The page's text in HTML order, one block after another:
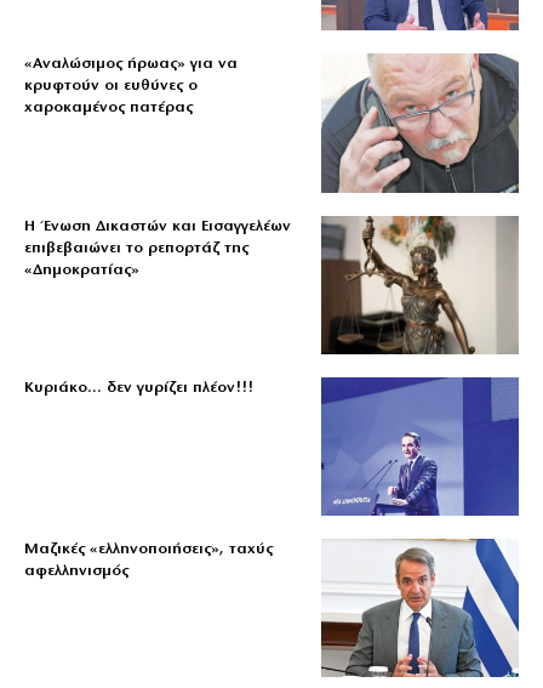
«Aναλώσιμος ήρωας» για να
κρυφτούν οι ευθύνες ο
χαροκαμένος πατέρας
Η Ένωση Δικαστών και Εισαγγελέων
επιβεβαιώνει το ρεπορτάζ της
«Δημοκρατίας»
Κυριάκο… δεν γυρίζει πλέον!!!
Μαζικές «ελληνοποιήσεις», ταχύς
αφελληνισμός